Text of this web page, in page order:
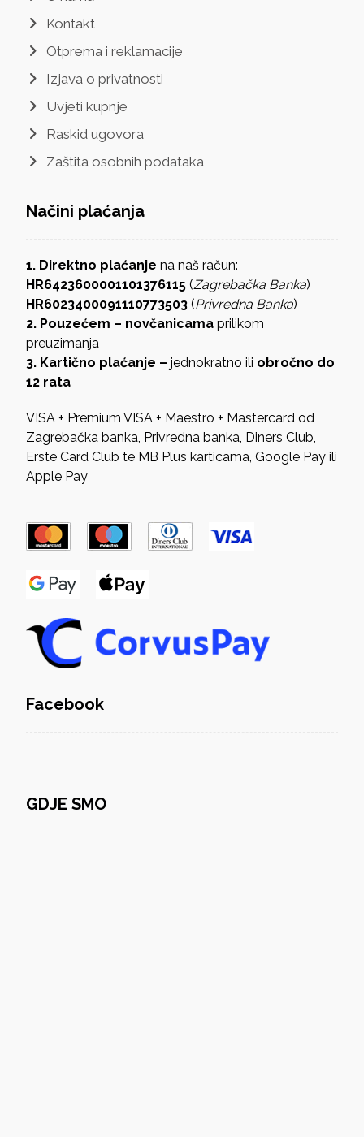
Kontakt
Otprema i reklamacije
Izjava o privatnosti
Uvjeti kupnje
Raskid ugovora
Zaštita osobnih podataka
Načini plaćanja
1. Direktno plaćanje na naš račun:
HR6423600001101376115(Zagrebačka Banka)
HR6023400091110773503(Privredna Banka)
2. Pouzećem – novčanicamaprilikom
preuzimanja
3. Kartično plaćanje –jednokratno ili obročno do
12 rata
VISA + Premium VISA + Maestro + Mastercard od
Zagrebačka banka, Privredna banka, Diners Club,
Erste Card Club te MB Plus karticama, Google Pay ili
Apple Pay
Facebook
GDJE SMO